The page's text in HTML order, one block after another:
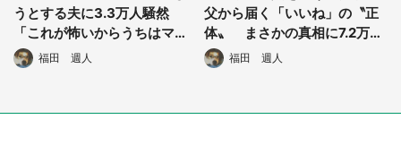
うとする夫に3.3万人騒然
「これが怖いからうちはマミ
ーポコパンツ」
福田 週人
父から届く「いいね」の〝正
体〟 まさかの真相に7.2万人
驚がく「予想外」「マジで笑
った」
福田 週人